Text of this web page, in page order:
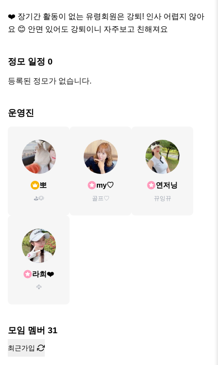
❤️ 장기간 활동이 없는 유령회원은 강퇴! 인사 어렵지 않아
요 😊 안면 있어도 강퇴이니 자주보고 친해져요
정모 일정 0
등록된 정모가 없습니다.
운영진
뽀
⛳️🐶
my♡
골프♡
연저닝
뀨잉뀨
라희❤️
🦅
모임 멤버 31
최근가입